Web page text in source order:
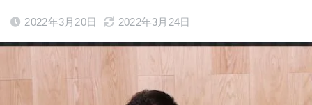
2022年3月20日 2022年3月24日